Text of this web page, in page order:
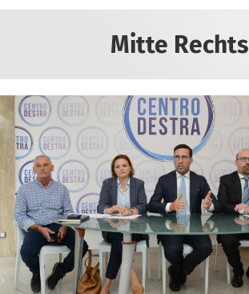
Mitte Rechts